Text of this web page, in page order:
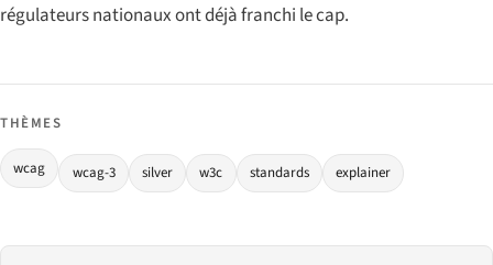
régulateurs nationaux ont déjà franchi le cap.
THÈMES
wcag wcag-3 silver w3c standards explainer